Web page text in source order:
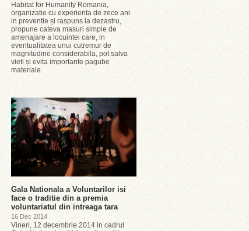
Habitat for Humanity Romania,
organizatie cu experienta de zece ani
in preventie și raspuns la dezastru,
propune cateva masuri simple de
amenajare a locuintei care, in
eventualitatea unui cutremur de
magnitudine considerabila, pot salva
vieti și evita importante pagube
materiale.
Gala Nationala a Voluntarilor isi
face o traditie din a premia
voluntariatul din intreaga tara
16 Dec 2014
Vineri, 12 decembrie 2014 in cadrul